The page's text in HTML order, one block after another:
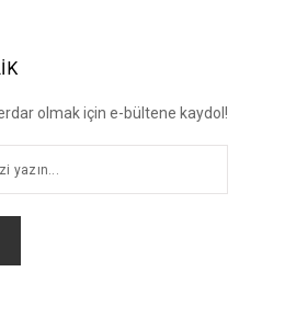
olmak için e-bültene kaydol!